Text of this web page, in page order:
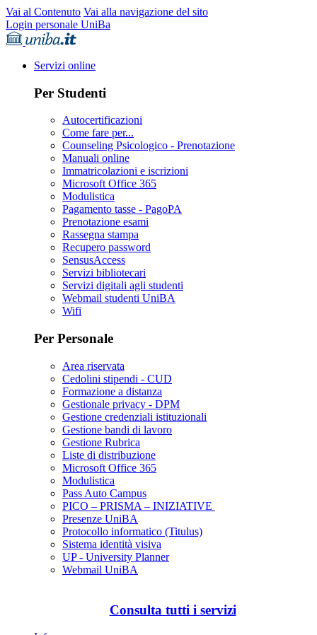
Vai al Contenuto Vai alla navigazione del sito
Login personale UniBa
Servizi online
Per Studenti
Autocertificazioni
Come fare per...
Counseling Psicologico - Prenotazione
Manuali online
Immatricolazioni e iscrizioni
Microsoft Office 365
Modulistica
Pagamento tasse - PagoPA
Prenotazione esami
Rassegna stampa
Recupero password
SensusAccess
Servizi bibliotecari
Servizi digitali agli studenti
Webmail studenti UniBA
Wifi
Per Personale
Area riservata
Cedolini stipendi - CUD
Formazione a distanza
Gestionale privacy - DPM
Gestione credenziali istituzionali
Gestione bandi di lavoro
Gestione Rubrica
Liste di distribuzione
Microsoft Office 365
Modulistica
Pass Auto Campus
PICO – PRISMA – INIZIATIVE
Presenze UniBA
Protocollo informatico (Titulus)
Sistema identità visiva
UP - University Planner
Webmail UniBA
Consulta tutti i servizi